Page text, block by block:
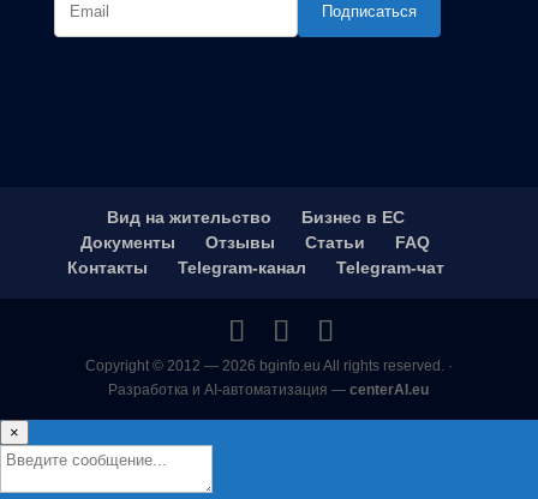
Подписаться
Вид на жительство
Бизнес в ЕС
Документы
Отзывы Статьи
FAQ
Контакты
Telegram-канал Telegram-чат
Copyright © 2012 — 2026 bginfo.eu All rights reserved. ·
Разработка и AI-автоматизация —centerAI.eu
×